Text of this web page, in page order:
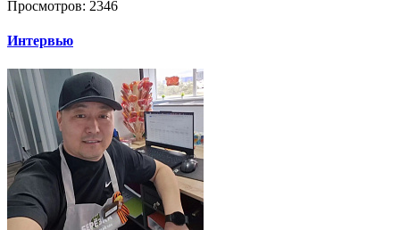
Просмотров: 2346
Интервью